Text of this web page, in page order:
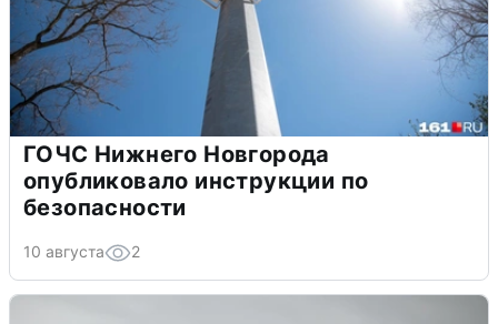
ГОЧС Нижнего Новгорода
опубликовало инструкции по
безопасности
10 августа 2